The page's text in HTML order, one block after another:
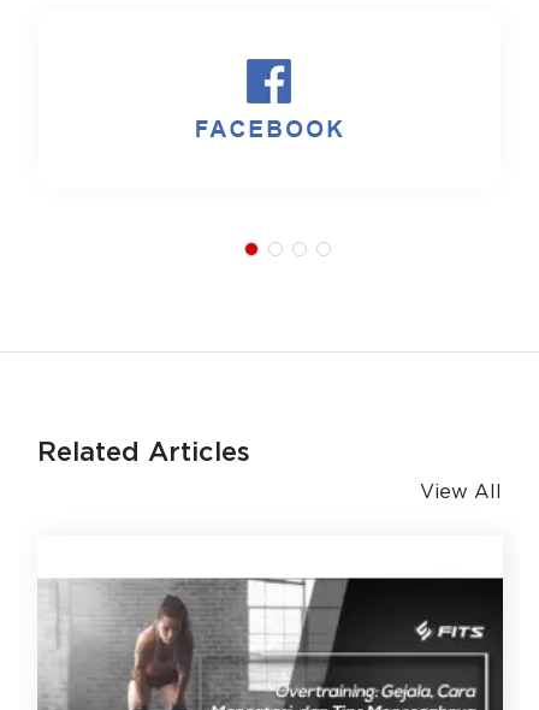
Related Articles
View All